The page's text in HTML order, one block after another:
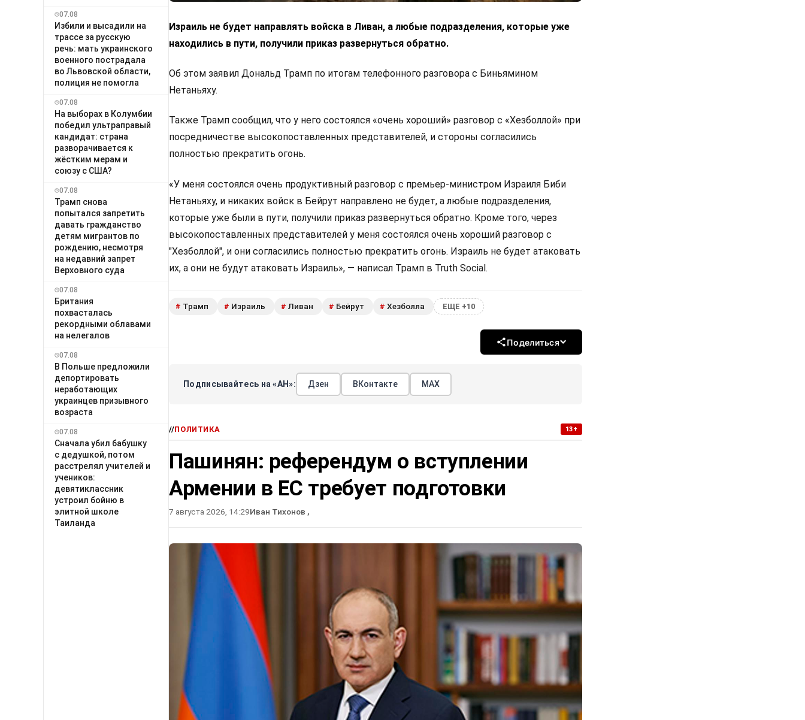
07.08
Избили и высадили на
трассе за русскую
речь: мать украинского
военного пострадала
во Львовской области,
полиция не помогла
07.08
На выборах в Колумбии
победил ультраправый
кандидат: страна
разворачивается к
жёстким мерам и
союзу с США?
07.08
Трамп снова
попытался запретить
давать гражданство
детям мигрантов по
рождению, несмотря
на недавний запрет
Верховного суда
07.08
Британия
похвасталась
рекордными облавами
на нелегалов
07.08
В Польше предложили
депортировать
неработающих
украинцев призывного
возраста
07.08
Сначала убил бабушку
с дедушкой, потом
расстрелял учителей и
учеников:
девятиклассник
устроил бойню в
элитной школе
Таиланда
Израиль не будет направлять войска в Ливан, а любые подразделения, которые уже
находились в пути, получили приказ развернуться обратно.
Об этом заявил Дональд Трамп по итогам телефонного разговора с Биньямином
Нетаньяху.
Также Трамп сообщил, что у него состоялся «очень хороший» разговор с «Хезболлой» при
посредничестве высокопоставленных представителей, и стороны согласились
полностью прекратить огонь.
«У меня состоялся очень продуктивный разговор с премьер-министром Израиля Биби
Нетаньяху, и никаких войск в Бейрут направлено не будет, а любые подразделения,
которые уже были в пути, получили приказ развернуться обратно. Кроме того, через
высокопоставленных представителей у меня состоялся очень хороший разговор с
"Хезболлой", и они согласились полностью прекратить огонь. Израиль не будет атаковать
их, а они не будут атаковать Израиль», — написал Трамп в Truth Social.
# Трамп # Израиль # Ливан # Бейрут # Хезболла ЕЩЕ +10
Поделиться
Подписывайтесь на «АН»: Дзен ВКонтакте МАХ
//ПОЛИТИКА 13+
Пашинян: референдум о вступлении
Армении в ЕС требует подготовки
7 августа 2026, 14:29Иван Тихонов ,